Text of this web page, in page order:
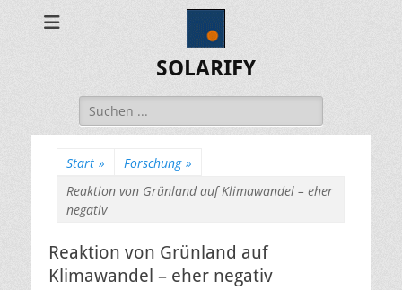
SOLARIFY
Suchen
nach:
Start » Forschung »
Reaktion von Grünland auf Klimawandel – eher
negativ
Reaktion von Grünland auf
Klimawandel – eher negativ